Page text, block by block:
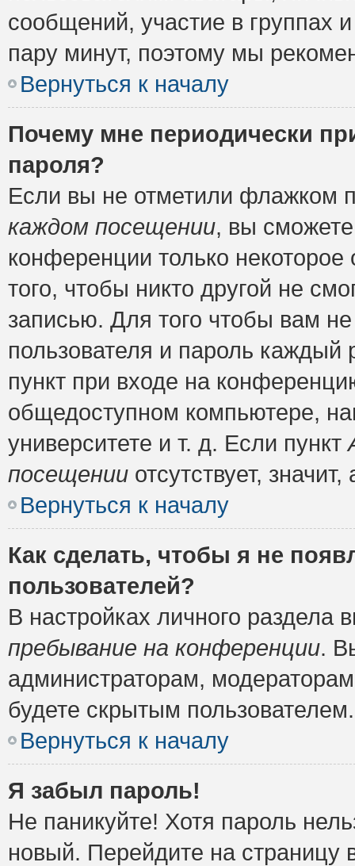
сообщений, участие в группах
пару минут, поэтому мы
Вернуться к началу
Почему мне периодически
пароля?
Если вы не отметили флажком
каждом посещении, вы
конференции только
того, чтобы никто другой не
записью. Для того чтобы вам
пользователя и пароль
пункт при входе на
общедоступном компьютере,
университете и т. д. Если пункт
посещении отсутствует,
Вернуться к началу
Как сделать, чтобы я не
пользователей?
В настройках личного
пребывание на конференции.
администраторам,
будете скрытым пользователем.
Вернуться к началу
Я забыл пароль!
Не паникуйте! Хотя пароль
новый. Перейдите на